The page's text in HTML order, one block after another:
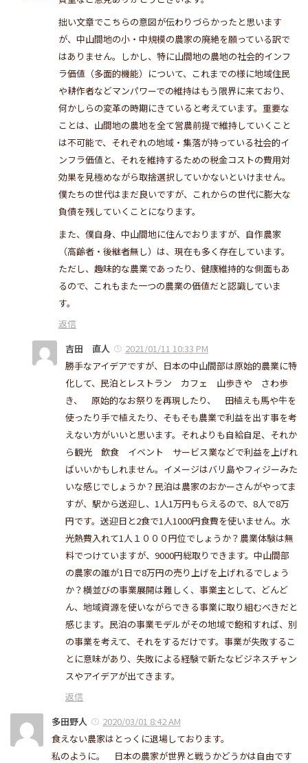
拙い文章でこちらの意図が伝わりづらかったと思います
が、中山間地の小・中規模の農家の廃絶を願っている訳で
はありません。しかし、特に山間地の農地の社会的インフ
ラ価値（多面的機能）について、これまでの様に地域住民
や耕作者などマンパワーでの維持はもう限界に来ており、
何かしらの変革の時期にきていると考えています。重要な
ことは、山間地の農地を全て営農前提で維持していくこと
は不可能で、それぞれの地域・集落が持っている社会的イ
ンフラ価値と、それを維持するための税金コストの費用対
効果を見極めながら取捨選択していかないといけません。
僕たちの世代はまだ良いですが、これからの世代に膨大な
負債を残していくことになります。
また、僕自身、中山間地に住んでおりますが、自作農家
（高齢者・後継者無し）は、現在も多く存在しています。
ただし、趣味的な農業であったり、健康維持的な側面もあ
るので、これもまた一つの農業の価値だと認識していま
す。
返信
吉田 直人
2021/01/11 10:33 PM
勝手なアイデアですが、日本の中山間部は原始的農業に特
化して、民泊とレストラン カフェ 山歩きや さわ歩
き、 原始的なお祭りを再現したり、 田植えも馬や牛を
使ったり手で植えたり、そもそも農業で利益を出す事を考
えない方がいいと思います。それよりも自給自足、それか
ら観光 飲食 イベント サービス業などで利益を上げれ
ばいいかもしれません。イメージはバリ島やフィジーみた
いな感じでしょうか？民泊は農家のおかーさんがやってま
すが、駅から送迎し、1人1万円もらえるので、8人で8万
円です。送迎日と2食で1人1000円食費を使いません。水
光熱費入れて1人１０００円位でしょうか？農業体験は無
料でつけていますが、9000円総取りできます。中山間部
の農家の誰が1日で8万円の売り上げを上げれるでしょう
か？横並びの事業展開は難しく、事業主として、どんど
ん、地域資源を使いながらできる事業に取り組むべきだと
感じます。民泊の事業モデルがその地域で飽和すれば、別
の事業を考えて、それをするだけです。事業が失敗するこ
とに意味があり、失敗による経験で新たなビジネスチャン
スやアイデアが出てきます。
返信
多田野人
2020/03/01 8:42 AM
食えない農家はとっくに退場しております。
私のように。 日本の農家が世界と戦うかどうかは自由です